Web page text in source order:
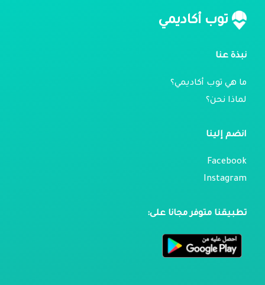
توب أكاديمي
نبذة عنا
ما هي توب أكاديمي؟
لماذا نحن؟
انضم إلينا
Facebook
Instagram
تطبيقنا متوفر مجانا على: